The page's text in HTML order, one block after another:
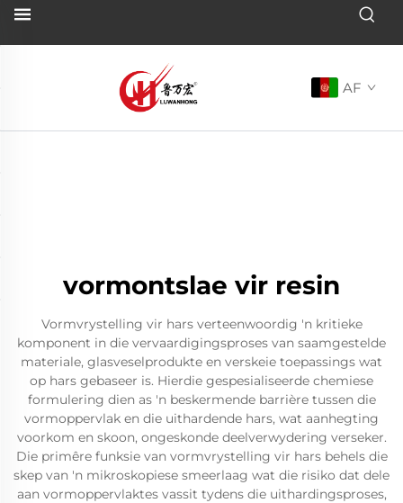
AF
vormontslae vir resin
Vormvrystelling vir hars verteenwoordig 'n kritieke
komponent in die vervaardigingsproses van saamgestelde
materiale, glasveselprodukte en verskeie toepassings wat
op hars gebaseer is. Hierdie gespesialiseerde chemiese
formulering dien as 'n beskermende barrière tussen die
vormoppervlak en die uithardende hars, wat aanhegting
voorkom en skoon, ongeskonde deelverwydering verseker.
Die primêre funksie van vormvrystelling vir hars behels die
skep van 'n mikroskopiese smeerlaag wat die risiko dat dele
aan vormoppervlaktes vassit tydens die uithardingsproses,